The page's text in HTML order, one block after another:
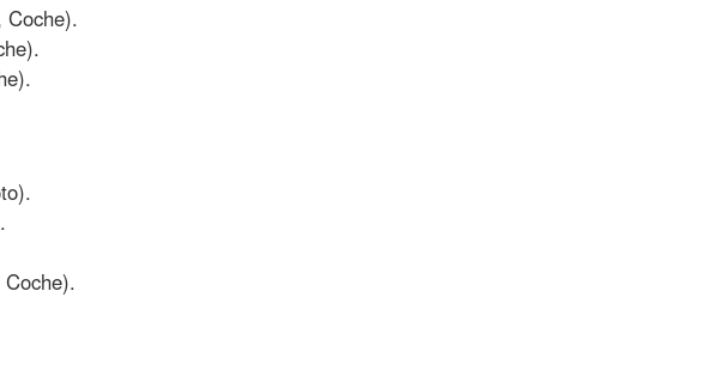
Coche).